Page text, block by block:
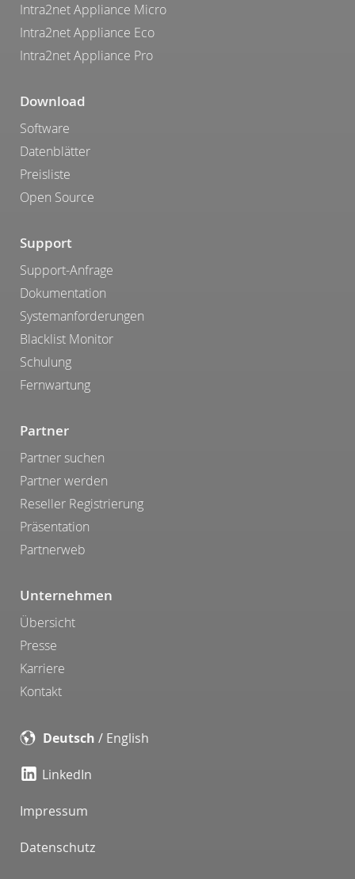
Intra2net Appliance Micro
Intra2net Appliance Eco
Intra2net Appliance Pro
Download
Software
Datenblätter
Preisliste
Open Source
Support
Support-Anfrage
Dokumentation
Systemanforderungen
Blacklist Monitor
Schulung
Fernwartung
Partner
Partner suchen
Partner werden
Reseller Registrierung
Präsentation
Partnerweb
Unternehmen
Übersicht
Presse
Karriere
Kontakt
Deutsch / English
LinkedIn
Impressum
Datenschutz